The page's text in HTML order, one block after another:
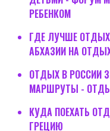
РЕБЕНКОМ
ГДЕ ЛУЧШЕ
АБХАЗИИ НА
ОТДЫХ В РОССИИ
МАРШРУТЫ -
КУДА ПОЕХАТЬ
ГРЕЦИЮ